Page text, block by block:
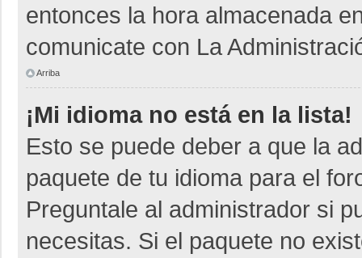
entonces la hora almacenada
comunicate con La
Arriba
¡Mi idioma no está en la lista!
Esto se puede deber a que la
paquete de tu idioma para el
Preguntale al administrador si
necesitas. Si el paquete no